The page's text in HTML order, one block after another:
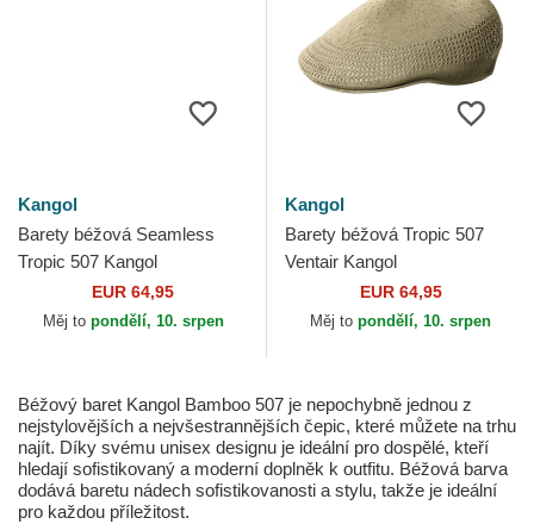
Kangol
Barety béžová Seamless
Tropic 507 Kangol
EUR 64,95
Měj to pondělí, 10. srpen
Kangol
Barety béžová Tropic 507
Ventair Kangol
EUR 64,95
Měj to pondělí, 10. srpen
Béžový baret Kangol Bamboo 507 je nepochybně jednou z
nejstylovějších a nejvšestrannějších čepic, které můžete na trhu
najít. Díky svému unisex designu je ideální pro dospělé, kteří
hledají sofistikovaný a moderní doplněk k outfitu. Béžová barva
dodává baretu nádech sofistikovanosti a stylu, takže je ideální
pro každou příležitost.